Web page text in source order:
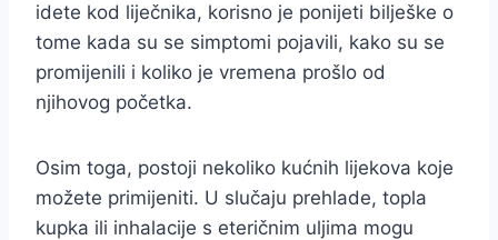
idete kod liječnika, korisno je ponijeti bilješke o
tome kada su se simptomi pojavili, kako su se
promijenili i koliko je vremena prošlo od
njihovog početka.
Osim toga, postoji nekoliko kućnih lijekova koje
možete primijeniti. U slučaju prehlade, topla
kupka ili inhalacije s eteričnim uljima mogu